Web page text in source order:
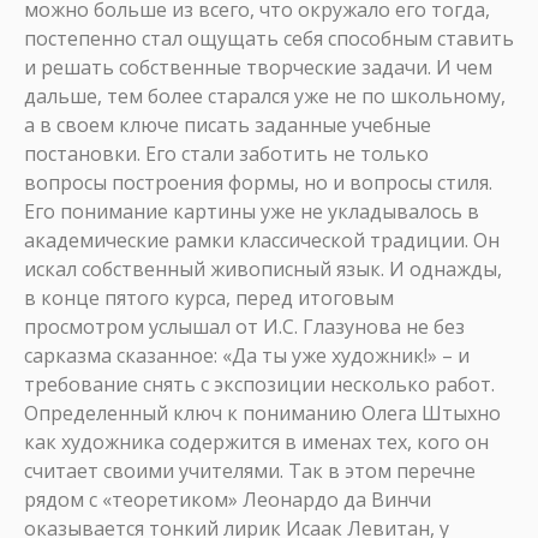
можно больше из всего, что окружало его тогда,
постепенно стал ощущать себя способным ставить
и решать собственные творческие задачи. И чем
дальше, тем более старался уже не по школьному,
а в своем ключе писать заданные учебные
постановки. Его стали заботить не только
вопросы построения формы, но и вопросы стиля.
Его понимание картины уже не укладывалось в
академические рамки классической традиции. Он
искал собственный живописный язык. И однажды,
в конце пятого курса, перед итоговым
просмотром услышал от И.С. Глазунова не без
сарказма сказанное: «Да ты уже художник!» – и
требование снять с экспозиции несколько работ.
Определенный ключ к пониманию Олега Штыхно
как художника содержится в именах тех, кого он
считает своими учителями. Так в этом перечне
рядом с «теоретиком» Леонардо да Винчи
оказывается тонкий лирик Исаак Левитан, у